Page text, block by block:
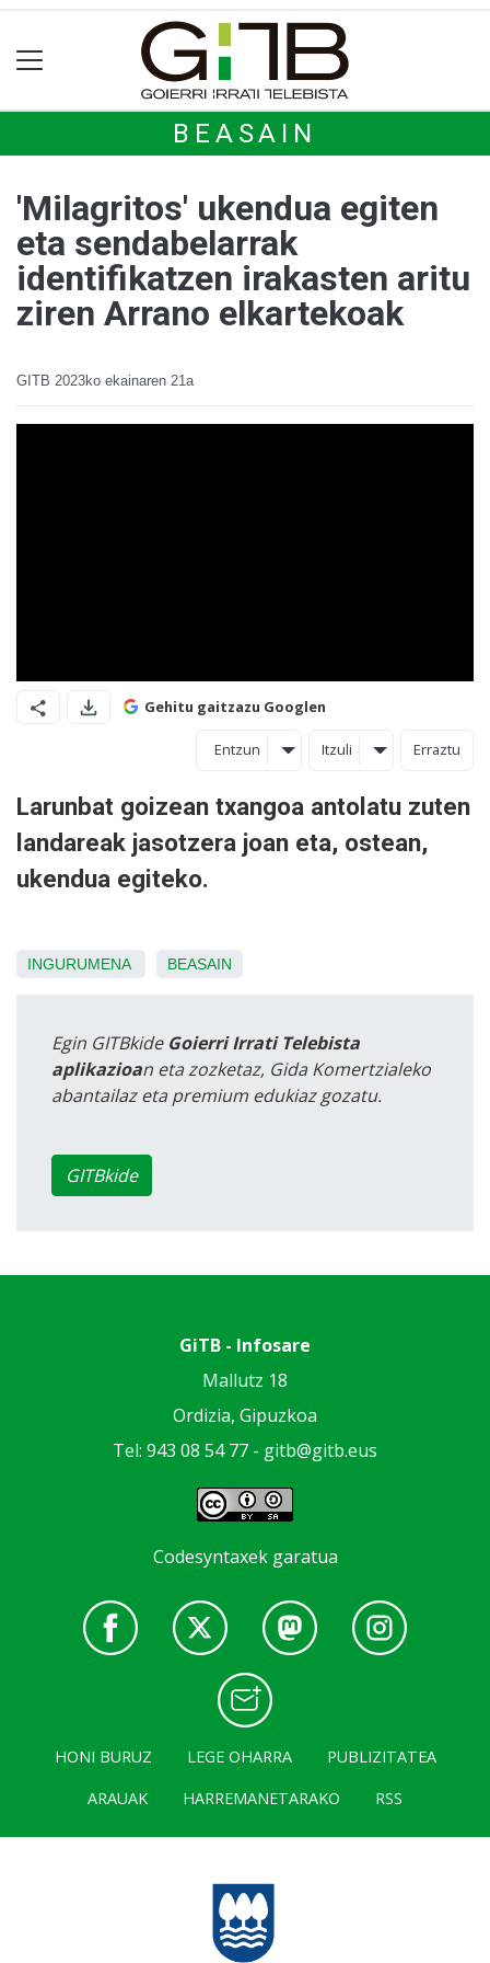
BEASAIN
'Milagritos' ukendua egiten
eta sendabelarrak
identifikatzen irakasten aritu
ziren Arrano elkartekoak
GITB 2023ko ekainaren 21a
Gehitu gaitzazu Googlen
Entzun Itzuli Erraztu
Larunbat goizean txangoa antolatu zuten
landareak jasotzera joan eta, ostean,
ukendua egiteko.
INGURUMENA BEASAIN
Egin GITBkide Goierri Irrati Telebista
aplikazioan eta zozketaz, Gida Komertzialeko
abantailaz eta premium edukiaz gozatu.
GITBkide
GiTB - Infosare
Mallutz 18
Ordizia, Gipuzkoa
Tel: 943 08 54 77 - gitb@gitb.eus
Codesyntaxek garatua
HONI BURUZ LEGE OHARRA
PUBLIZITATEA
ARAUAK
HARREMANETARAKO RSS